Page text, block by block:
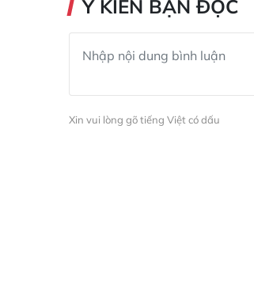
Ý KIẾN BẠN ĐỌC
Xin vui lòng gõ tiếng Việt có dấu